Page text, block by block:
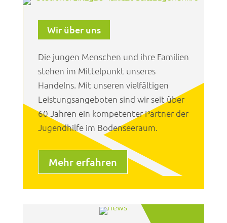
Wir über uns
Die jungen Menschen und ihre Familien
stehen im Mittelpunkt unseres
Handelns. Mit unseren vielfältigen
Leistungsangeboten sind wir seit über
60 Jahren ein kompetenter Partner der
Jugendhilfe im Bodenseeraum.
Mehr erfahren